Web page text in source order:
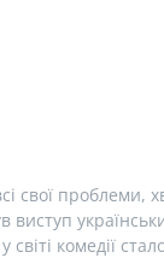
свої проблеми,
комедії